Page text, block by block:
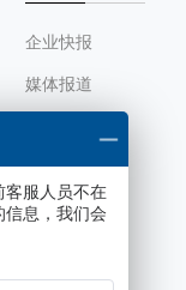
企业快报
媒体报道
客服人员不在
信息，我们会